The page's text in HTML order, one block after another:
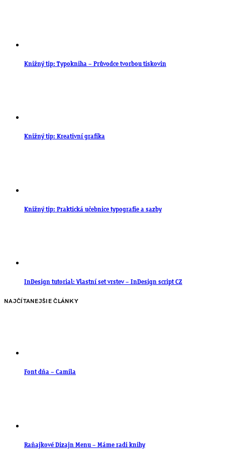
Knižný tip: Typokniha – Průvodce tvorbou tiskovin
Knižný tip: Kreativní grafika
Knižný tip: Praktická učebnice typografie a sazby
InDesign tutorial: Vlastní set vrstev – InDesign script CZ
NAJČÍTANEJŠIE ČLÁNKY
Font dňa – Camila
Raňajkové Dizajn Menu – Máme radi knihy